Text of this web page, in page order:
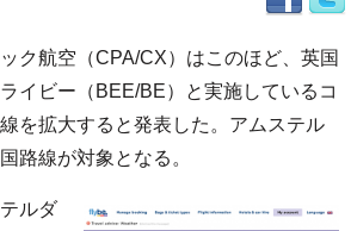
ク航空（CPA/CX）はこのほど、英国
イビー（BEE/BE）と実施しているコ
を拡大すると発表した。アムステル
路線が対象となる。
ルダ